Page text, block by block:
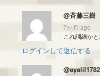
@斉藤三樹
7か月 ago
これ訓練か
ログインして返信する
@ayalil1782